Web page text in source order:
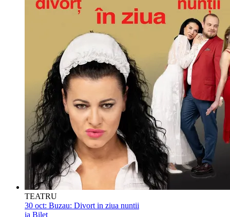
TEATRU
30 oct: Buzau: Divort in ziua nuntii
ia Bilet